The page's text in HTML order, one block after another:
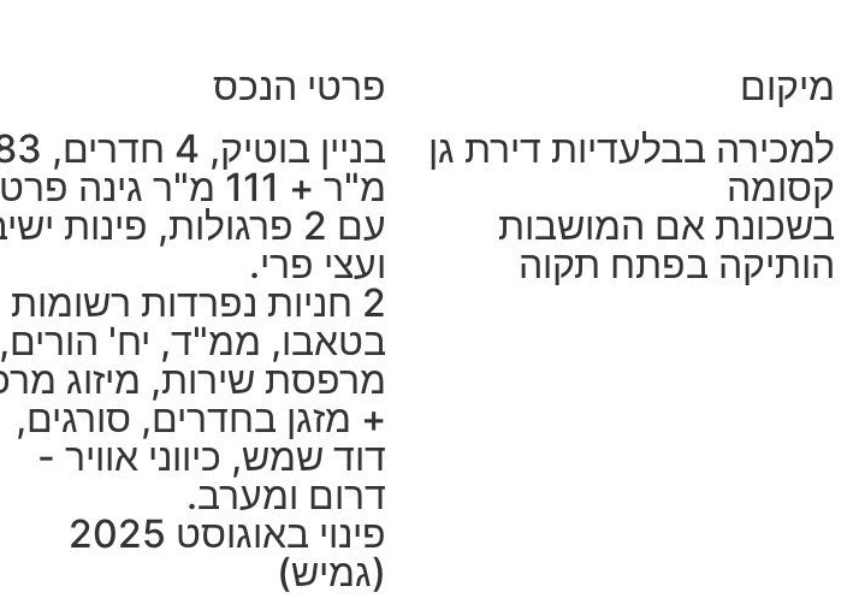
מיקום
למכירה בבלעדיות דירת גן
קסומה
בשכונת אם המושבות
הותיקה בפתח תקוה
פרטי הנכס
בניין בוטיק, 4
מ"ר + 111 מ"ר גינה פרטית
עם 2 פרגולות, פינות
ועצי פרי.
2 חניות נפרדות רשומות
בטאבו, ממ"ד, יח' הורים,
מרפסת שירות, מיזוג
+ מזגן בחדרים, סורגים,
דוד שמש, כיווני אוויר -
דרום ומערב.
פינוי באוגוסט 2025
(גמיש)